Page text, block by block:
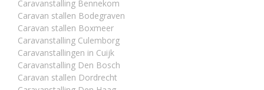
Caravanstalling Bennekom
Caravan stallen Bodegraven
Caravan stallen Boxmeer
Caravanstalling Culemborg
Caravanstallingen in Cuijk
Caravanstalling Den Bosch
Caravan stallen Dordrecht